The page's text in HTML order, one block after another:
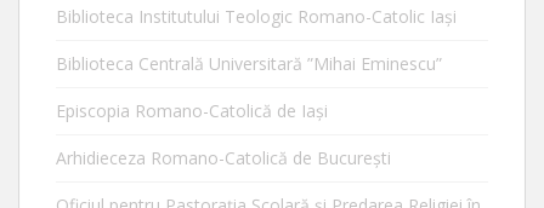
Biblioteca Institutului Teologic Romano-Catolic Iaşi
Biblioteca Centrală Universitară ”Mihai Eminescu”
Episcopia Romano-Catolică de Iaşi
Arhidieceza Romano-Catolică de Bucureşti